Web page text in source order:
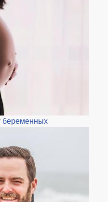
беременных